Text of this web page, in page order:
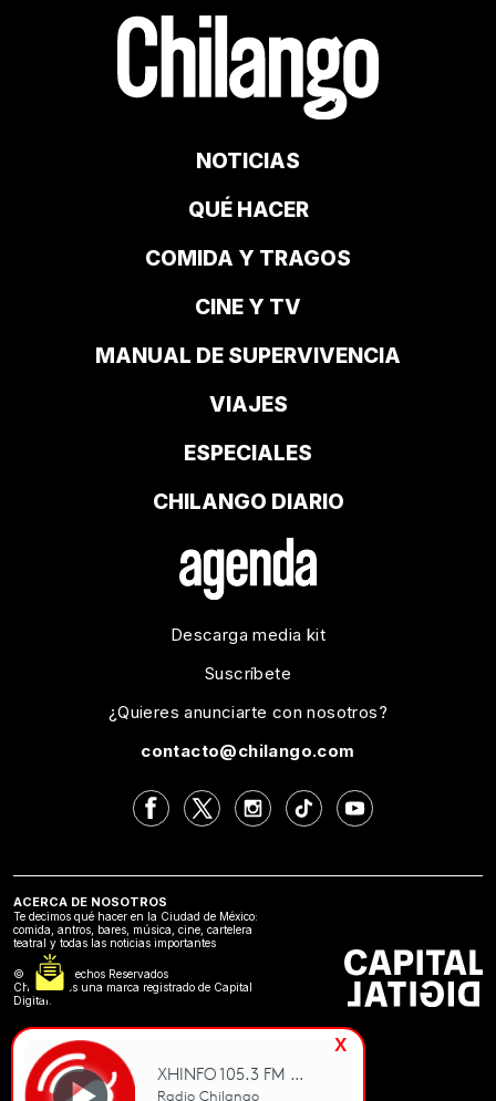
NOTICIAS
QUÉ HACER
COMIDA Y TRAGOS
CINE Y TV
MANUAL DE SUPERVIVENCIA
VIAJES
ESPECIALES
CHILANGO DIARIO
Descarga media kit
Suscríbete
¿Quieres anunciarte con nosotros?
contacto@chilango.com
ACERCA DE NOSOTROS
Te decimos qué hacer en la Ciudad de México:
comida, antros, bares, música, cine, cartelera
teatral y todas las noticias importantes
©2024 Derechos Reservados
Chilango es una marca registrado de Capital
Digital.
x